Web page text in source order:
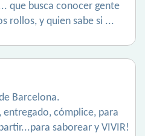
que busca conocer gente
rollos, y quien sabe si ...
Barcelona.
entregado, cómplice, para
saborear y VIVIR!